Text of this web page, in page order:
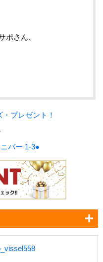
ポさん、
プレゼント！
バー 1-3●